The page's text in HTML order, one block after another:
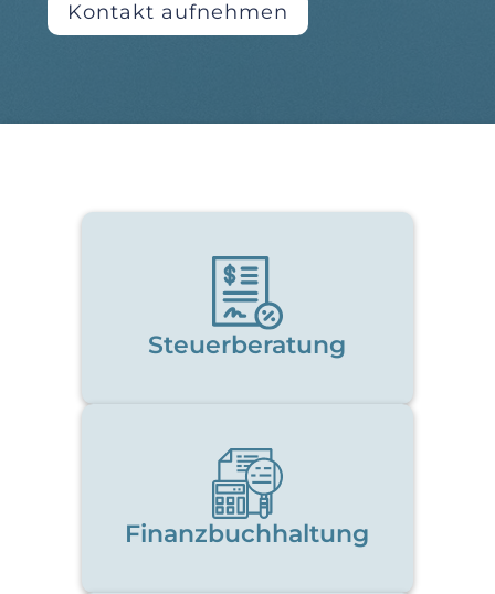
Kontakt aufnehmen
Steuerberatung
Finanzbuchhaltung